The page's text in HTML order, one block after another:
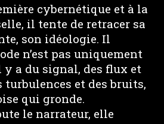
cybernétique et à la
il tente de retracer sa
son idéologie. Il
n’est pas uniquement
a du signal, des flux et
turbulences et des bruits,
qui gronde.
le narrateur, elle